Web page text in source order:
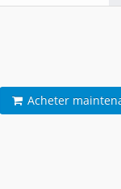
Acheter